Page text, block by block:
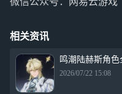
相关资讯
鸣潮陆赫斯角
2026/07/22 15:08